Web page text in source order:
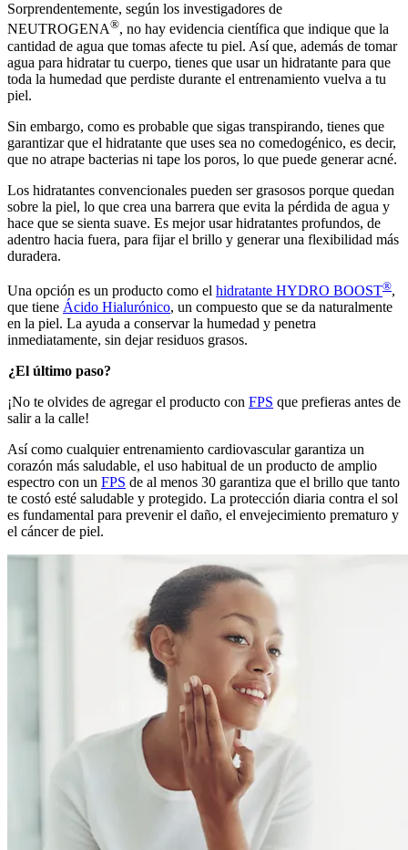
Sorprendentemente, según los investigadores de
NEUTROGENA®, no hay evidencia científica que indique que la
cantidad de agua que tomas afecte tu piel. Así que, además de tomar
agua para hidratar tu cuerpo, tienes que usar un hidratante para que
toda la humedad que perdiste durante el entrenamiento vuelva a tu
piel.
Sin embargo, como es probable que sigas transpirando, tienes que
garantizar que el hidratante que uses sea no comedogénico, es decir,
que no atrape bacterias ni tape los poros, lo que puede generar acné.
Los hidratantes convencionales pueden ser grasosos porque quedan
sobre la piel, lo que crea una barrera que evita la pérdida de agua y
hace que se sienta suave. Es mejor usar hidratantes profundos, de
adentro hacia fuera, para fijar el brillo y generar una flexibilidad más
duradera.
Una opción es un producto como el hidratante HYDRO BOOST®,
que tiene Ácido Hialurónico, un compuesto que se da naturalmente
en la piel. La ayuda a conservar la humedad y penetra
inmediatamente, sin dejar residuos grasos.
¿El último paso?
¡No te olvides de agregar el producto con FPS que prefieras antes de
salir a la calle!
Así como cualquier entrenamiento cardiovascular garantiza un
corazón más saludable, el uso habitual de un producto de amplio
espectro con un FPS de al menos 30 garantiza que el brillo que tanto
te costó esté saludable y protegido. La protección diaria contra el sol
es fundamental para prevenir el daño, el envejecimiento prematuro y
el cáncer de piel.